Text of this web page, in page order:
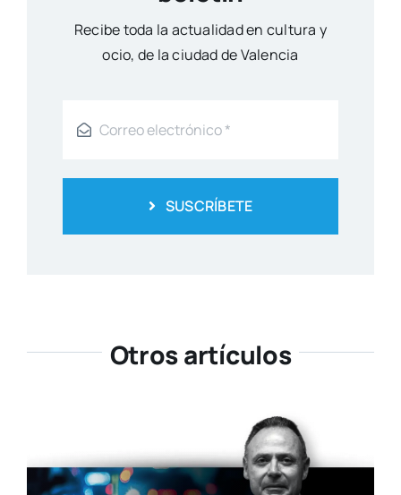
Reci­be toda la actua­li­dad en cul­tu­ra y
ocio, de la ciu­dad de Valen­cia
SUSCRÍBETE
Otros artículos